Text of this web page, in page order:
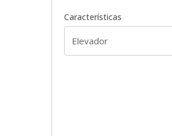
Características